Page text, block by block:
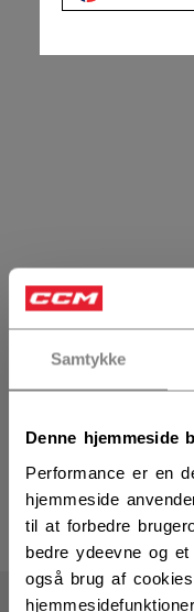
Samtykke
Denne hjemmeside
Performance er en
hjemmeside
til at forbedre
bedre ydeevne og
også brug af
FTW hjelme til
PRODUKTER